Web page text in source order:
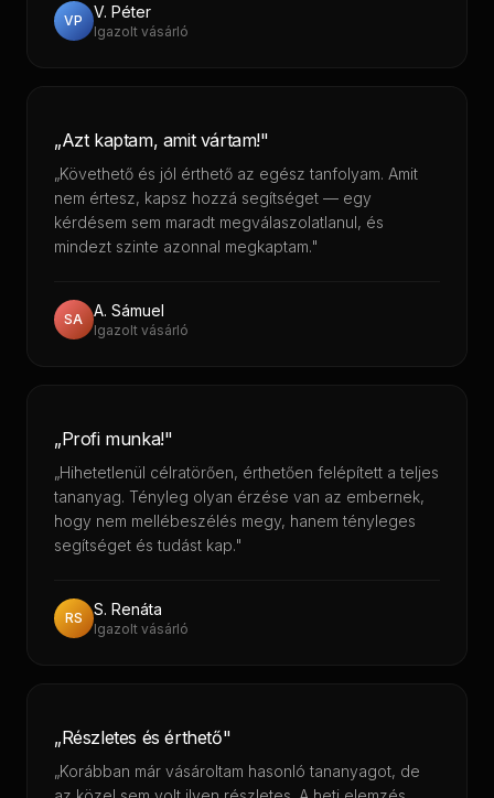
VP V. Péter
Igazolt vásárló
„Azt kaptam, amit vártam!"
„Követhető és jól érthető az egész tanfolyam. Amit
nem értesz, kapsz hozzá segítséget — egy
kérdésem sem maradt megválaszolatlanul, és
mindezt szinte azonnal megkaptam."
SA A. Sámuel
Igazolt vásárló
„Profi munka!"
„Hihetetlenül célratörően, érthetően felépített a teljes
tananyag. Tényleg olyan érzése van az embernek,
hogy nem mellébeszélés megy, hanem tényleges
segítséget és tudást kap."
RS S. Renáta
Igazolt vásárló
„Részletes és érthető"
„Korábban már vásároltam hasonló tananyagot, de